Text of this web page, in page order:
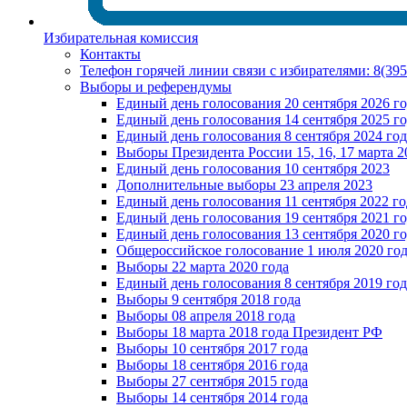
Избирательная комиссия
Контакты
Телефон горячей линии связи с избирателями:
Выборы и референдумы
Единый день голосования 20 сентября 2026
Единый день голосования 14 сентября 2025
Единый день голосования 8 сентября 2024
Выборы Президента России 15, 16, 17 марта
Единый день голосования 10 сентября 2023
Дополнительные выборы 23 апреля 2023
Единый день голосования 11 сентября 2022
Единый день голосования 19 сентября 2021
Единый день голосования 13 сентября 2020
Общероссийское голосование 1 июля 2020
Выборы 22 марта 2020 года
Единый день голосования 8 сентября 2019
Выборы 9 сентября 2018 года
Выборы 08 апреля 2018 года
Выборы 18 марта 2018 года Президент РФ
Выборы 10 сентября 2017 года
Выборы 18 сентября 2016 года
Выборы 27 сентября 2015 года
Выборы 14 сентября 2014 года